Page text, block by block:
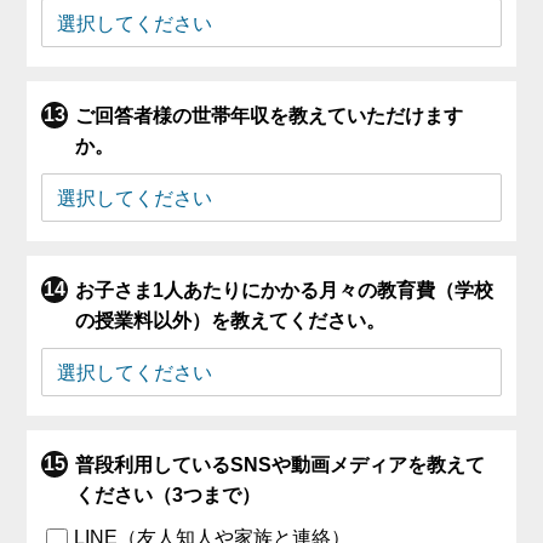
ご回答者様の世帯年収を教えていただけます
か。
お子さま1人あたりにかかる月々の教育費（学校
の授業料以外）を教えてください。
普段利用しているSNSや動画メディアを教えて
ください（3つまで）
LINE（友人知人や家族と連絡）